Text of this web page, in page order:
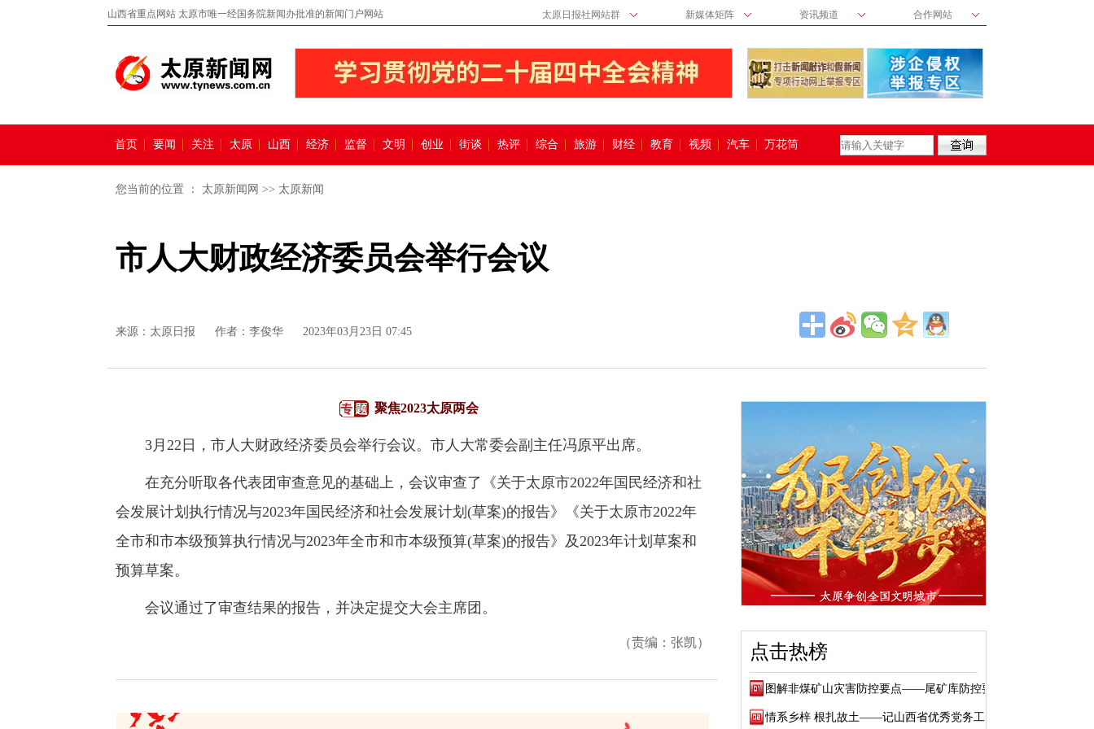
山西省重点网站 太原市唯一经国务院新闻办批准的新闻门户网站 太原日报社网站群 新媒体矩阵 资讯频道 合作网站
首页 要闻 关注 太原 山西 经济 监督 文明 创业 街谈 热评 综合 旅游 财经 教育 视频 汽车 万花筒
您当前的位置 ： 太原新闻网 >> 太原新闻
市人大财政经济委员会举行会议
来源： 太原日报 作者：李俊华 2023年03月23日 07:45
聚焦2023太原两会
3月22日，市人大财政经济委员会举行会议。市人大常委会副主任冯原平出席。
在充分听取各代表团审查意见的基础上，会议审查了《关于太原市2022年国民经济和社
会发展计划执行情况与2023年国民经济和社会发展计划(草案)的报告》《关于太原市2022年
全市和市本级预算执行情况与2023年全市和市本级预算(草案)的报告》及2023年计划草案和
预算草案。
会议通过了审查结果的报告，并决定提交大会主席团。
（责编：张凯） 点击热榜
图解非煤矿山灾害防控要点——尾矿库防控要点
情系乡梓 根扎故土——记山西省优秀党务工作...